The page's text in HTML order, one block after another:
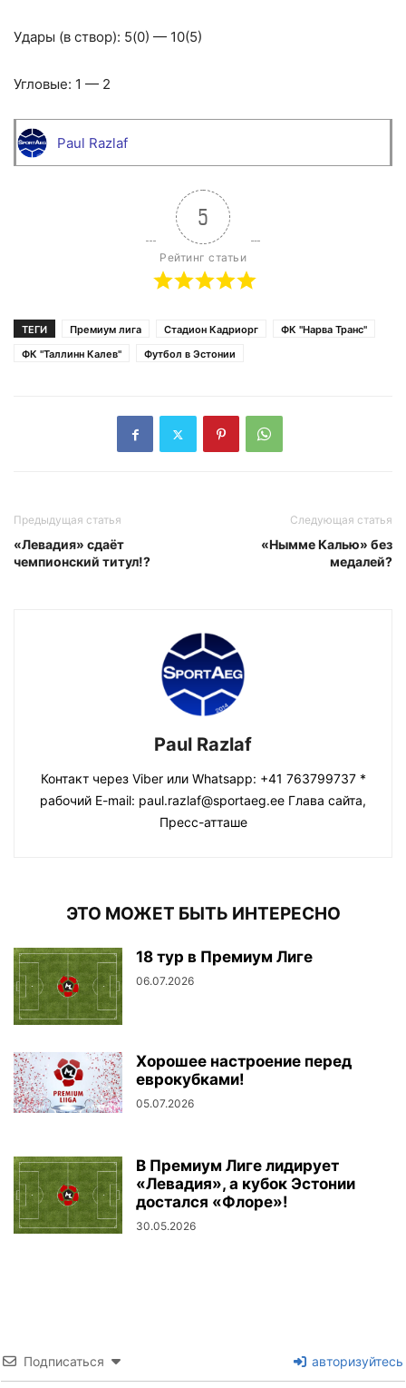
Удары (в створ): 5(0) — 10(5)
Угловые: 1 — 2
Paul Razlaf
5
Рейтинг статьи
ТЕГИ Премиум лига Стадион Кадриорг
ФК "Нарва Транс"
ФК "Таллинн Калев"
Футбол в Эстонии
Предыдущая статья
«Левадия» сдаёт
чемпионский титул!?
Следующая статья
«Нымме Калью» без
медалей?
Paul Razlaf
Контакт через Viber или Whatsapp: +41 763799737 *
рабочий E-mail: paul.razlaf@sportaeg.ee Глава сайта,
Пресс-атташе
ЭТО МОЖЕТ БЫТЬ ИНТЕРЕСНО
18 тур в Премиум Лиге
06.07.2026
Хорошее настроение перед
еврокубками!
05.07.2026
В Премиум Лиге лидирует
«Левадия», а кубок Эстонии
достался «Флоре»!
30.05.2026
Подписаться авторизуйтесь